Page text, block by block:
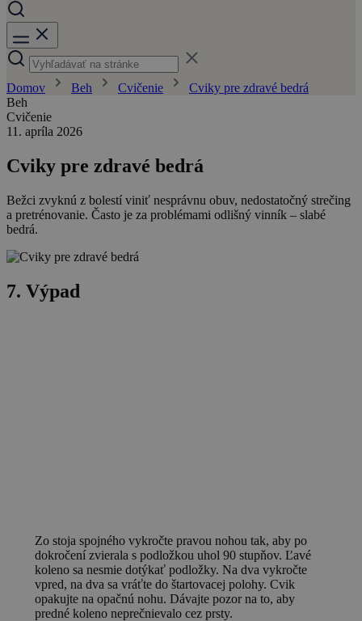
Domov Beh Cvičenie
Cviky pre zdravé bedrá
Beh
Cvičenie
11. apríla 2026
Cviky pre zdravé bedrá
Bežci zvyknú z bolestí viniť nesprávnu obuv, nedostatočný strečing
a pretrénovanie. Často je za problémami odlišný vinník – slabé
bedrá.
7. Výpad
Zo stoja spojného vykročte pravou nohou tak, aby po
dokročení zvierala s podložkou uhol 90 stupňov. Ľavé
koleno sa nesmie dotýkať podložky. Na dva vykročte
vpred, na dva sa vráťte do štartovacej polohy. Cvik
opakujte na opačnú nohu. Dávajte pozor na to, aby
predné koleno neprečnievalo cez prsty.